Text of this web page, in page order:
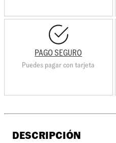
PAGO SEGURO
Puedes pagar con tarjeta
DESCRIPCIÓN